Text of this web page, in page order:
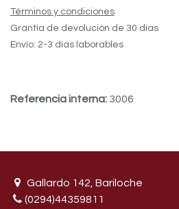
Términos y condiciones
Grantía de devolución de 30 días
Envío: 2-3 días laborables
Referencia interna: 3006
Gallardo 142, Bariloche
(0294)44359811